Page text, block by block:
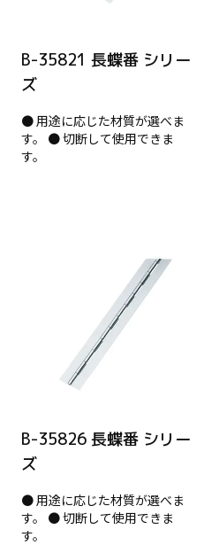
B-35821 長蝶番 シリー
ズ
● 用途に応じた材質が選べま
す。 ● 切断して使用できま
す。
B-35826 長蝶番 シリー
ズ
● 用途に応じた材質が選べま
す。 ● 切断して使用できま
す。